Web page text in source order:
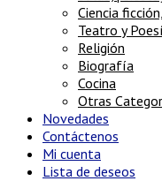
Ciencia
Teatro y
Religión
Biografía
Cocina
Otras
Novedades
Contáctenos
Mi cuenta
Lista de deseos